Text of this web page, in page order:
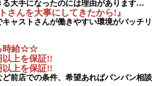
る大手になったのには理由があります…
さんを大事にしてきたから!』
ャストさんが働きやすい環境がバッチリ
時給☆☆
以上を保証!!
以上を保証!!
前店での条件、希望あればバンバン相談